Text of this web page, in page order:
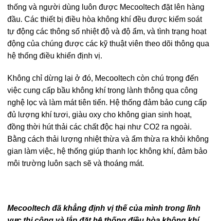
thống và người dùng luôn được Mecooltech đặt lên hàng
đầu. Các thiết bị điều hòa không khí đều được kiểm soát
tự động các thông số nhiệt độ và độ ẩm, và tình trạng hoạt
động của chúng được các kỹ thuật viên theo dõi thông qua
hệ thống điều khiển định vị.
Không chỉ dừng lại ở đó, Mecooltech còn chú trọng đến
việc cung cấp bầu không khí trong lành thông qua công
nghệ lọc và làm mát tiên tiến. Hệ thống đảm bảo cung cấp
đủ lượng khí tươi, giàu oxy cho không gian sinh hoạt,
đồng thời hút thải các chất độc hại như CO2 ra ngoài.
Bằng cách thải lượng nhiệt thừa và ẩm thừa ra khỏi không
gian làm việc, hệ thống giúp thanh lọc không khí, đảm bảo
môi trường luôn sạch sẽ và thoáng mát.
Mecooltech đã khẳng định vị thế của mình trong lĩnh